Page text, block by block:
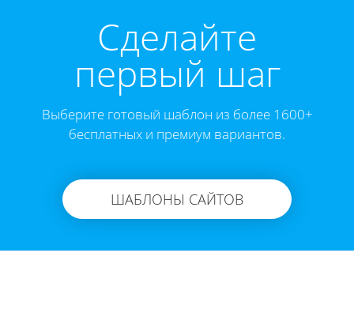
Cделайте
первый шаг
Выберите готовый шаблон из более 1600+
бесплатных и премиум вариантов.
ШАБЛОНЫ САЙТОВ